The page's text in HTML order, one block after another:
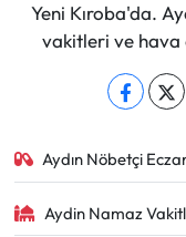
Yeni Kıroba'da.
vakitleri ve hava
Aydın Nöbetçi
Aydin Namaz